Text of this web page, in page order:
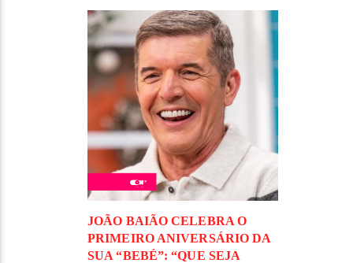
JOÃO BAIÃO CELEBRA O
PRIMEIRO ANIVERSÁRIO DA
SUA “BEBÉ”: “QUE SEJA